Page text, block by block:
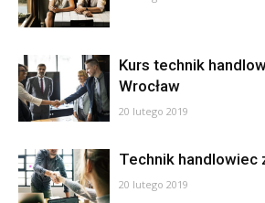
Aktualności
Kurs technik
Wrocław
20 lutego 2019
Technik handlowiec
20 lutego 2019